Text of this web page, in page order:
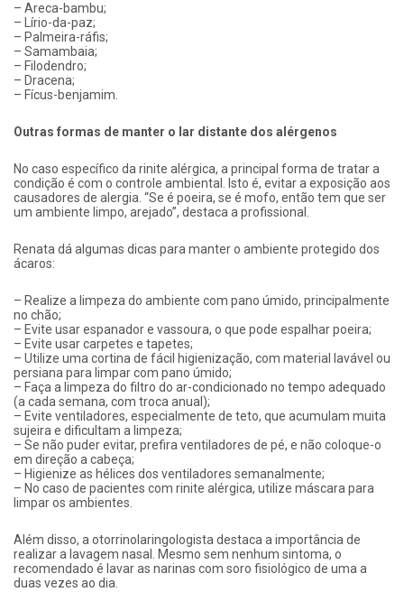
– Areca-bambu;
– Lírio-da-paz;
– Palmeira-ráfis;
– Samambaia;
– Filodendro;
– Dracena;
– Fícus-benjamim.
Outras formas de manter o lar distante dos alérgenos
No caso específico da rinite alérgica, a principal forma de tratar a
condição é com o controle ambiental. Isto é, evitar a exposição aos
causadores de alergia. “Se é poeira, se é mofo, então tem que ser
um ambiente limpo, arejado”, destaca a profissional.
Renata dá algumas dicas para manter o ambiente protegido dos
ácaros:
– Realize a limpeza do ambiente com pano úmido, principalmente
no chão;
– Evite usar espanador e vassoura, o que pode espalhar poeira;
– Evite usar carpetes e tapetes;
– Utilize uma cortina de fácil higienização, com material lavável ou
persiana para limpar com pano úmido;
– Faça a limpeza do filtro do ar-condicionado no tempo adequado
(a cada semana, com troca anual);
– Evite ventiladores, especialmente de teto, que acumulam muita
sujeira e dificultam a limpeza;
– Se não puder evitar, prefira ventiladores de pé, e não coloque-o
em direção a cabeça;
– Higienize as hélices dos ventiladores semanalmente;
– No caso de pacientes com rinite alérgica, utilize máscara para
limpar os ambientes.
Além disso, a otorrinolaringologista destaca a importância de
realizar a lavagem nasal. Mesmo sem nenhum sintoma, o
recomendado é lavar as narinas com soro fisiológico de uma a
duas vezes ao dia.